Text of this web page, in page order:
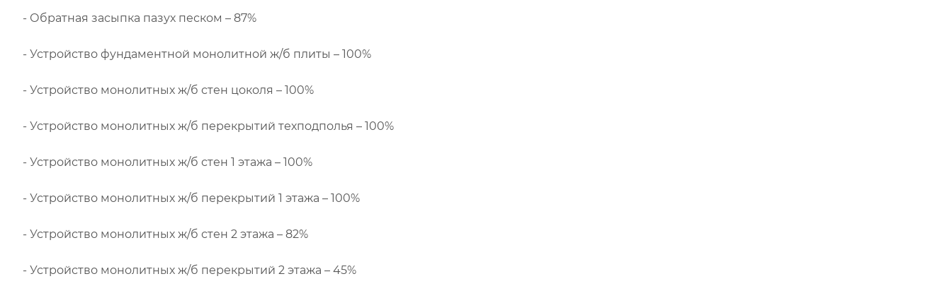
- Обратная засыпка пазух песком – 87%
- Устройство фундаментной монолитной ж/б плиты – 100%
- Устройство монолитных ж/б стен цоколя – 100%
- Устройство монолитных ж/б перекрытий техподполья – 100%
- Устройство монолитных ж/б стен 1 этажа – 100%
- Устройство монолитных ж/б перекрытий 1 этажа – 100%
- Устройство монолитных ж/б стен 2 этажа – 82%
- Устройство монолитных ж/б перекрытий 2 этажа – 45%